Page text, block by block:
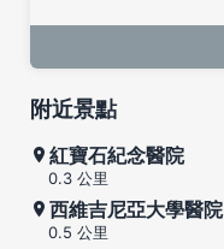
附近景點
紅寶石紀念醫院
0.3 公里
西維吉尼亞大學醫院
0.5 公里